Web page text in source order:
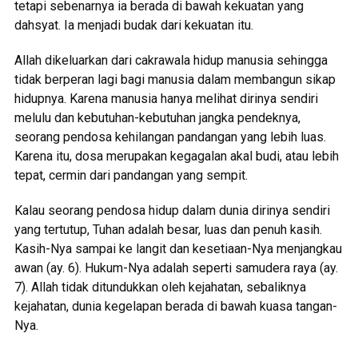
tetapi sebenarnya ia berada di bawah kekuatan yang
dahsyat. Ia menjadi budak dari kekuatan itu.
Allah dikeluarkan dari cakrawala hidup manusia sehingga
tidak berperan lagi bagi manusia dalam membangun sikap
hidupnya. Karena manusia hanya melihat dirinya sendiri
melulu dan kebutuhan-kebutuhan jangka pendeknya,
seorang pendosa kehilangan pandangan yang lebih luas.
Karena itu, dosa merupakan kegagalan akal budi, atau lebih
tepat, cermin dari pandangan yang sempit.
Kalau seorang pendosa hidup dalam dunia dirinya sendiri
yang tertutup, Tuhan adalah besar, luas dan penuh kasih.
Kasih-Nya sampai ke langit dan kesetiaan-Nya menjangkau
awan (ay. 6). Hukum-Nya adalah seperti samudera raya (ay.
7). Allah tidak ditundukkan oleh kejahatan, sebaliknya
kejahatan, dunia kegelapan berada di bawah kuasa tangan-
Nya.